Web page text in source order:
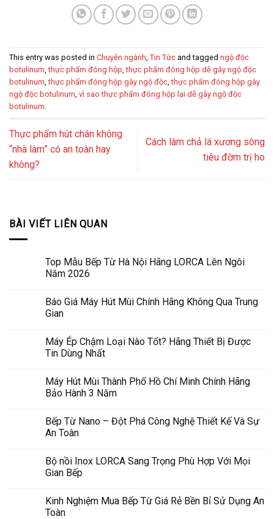
This entry was posted in Chuyên ngành, Tin Tức and tagged ngộ độc
botulinum,thực phẩm đóng hộp,thực phẩm đóng hộp dễ gây ngộ độc
botulinum,thực phẩm đóng hộp gây ngộ độc,thực phẩm đóng hộp gây
ngộ độc botulinum, vì sao thực phẩm đóng hộp lại dễ gây ngộ độc
botulinum.
Thực phẩm hút chân không
“nhà làm” có an toàn hay
không?
Cách làm chả lá xương sông
tiêu đờm trị ho
BÀI VIẾT LIÊN QUAN
Top Mẫu Bếp Từ Hà Nội Hãng LORCA Lên Ngôi
Năm 2026
Báo Giá Máy Hút Mùi Chính Hãng Không Qua Trung
Gian
Máy Ép Chậm Loại Nào Tốt? Hãng Thiết Bị Được
Tin Dùng Nhất
Máy Hút Mùi Thành Phố Hồ Chí Minh Chính Hãng
Bảo Hành 3 Năm
Bếp Từ Nano – Đột Phá Công Nghệ Thiết Kế Và Sự
An Toàn
Bộ nồi Inox LORCA Sang Trọng Phù Hợp Với Mọi
Gian Bếp
Kinh Nghiệm Mua Bếp Từ Giá Rẻ Bền Bỉ Sử Dụng An
Toàn